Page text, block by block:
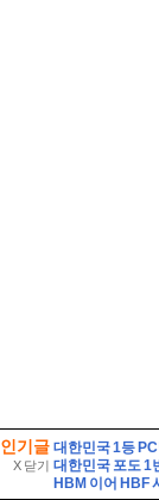
인기글
X 닫기
대한민국 1등
대한민국 포도 1